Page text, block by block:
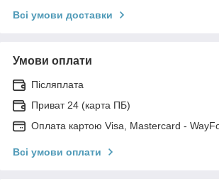
Всі умови доставки
Умови оплати
Післяплата
Приват 24 (карта ПБ)
Оплата картою Visa, Mastercard -
Всі умови оплати